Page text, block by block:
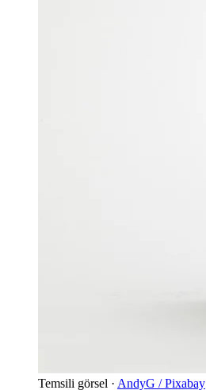
Temsili görsel · AndyG / Pixabay